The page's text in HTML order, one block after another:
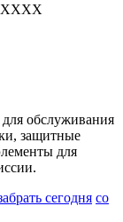
обслуживания
защитные
для
сегодня со